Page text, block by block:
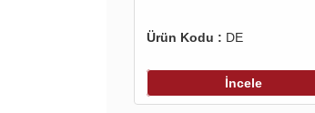
Ürün Kodu : DE
İncele